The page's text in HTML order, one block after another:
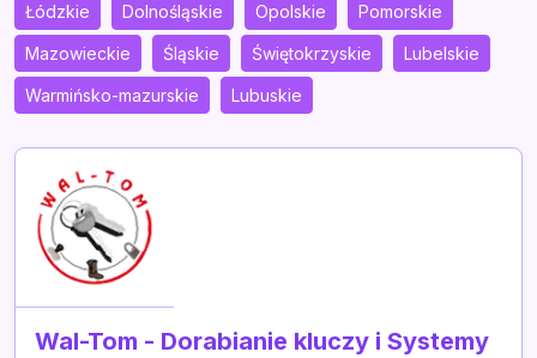
Łódzkie Dolnośląskie Opolskie Pomorskie
Mazowieckie Śląskie Świętokrzyskie Lubelskie
Warmińsko-mazurskie Lubuskie
Wal-Tom - Dorabianie kluczy i Systemy